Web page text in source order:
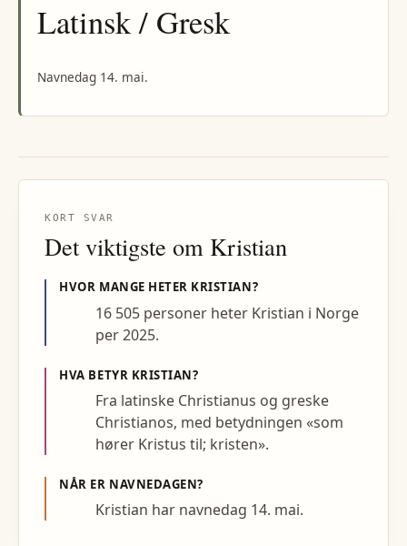
Latinsk / Gresk
Navnedag 14. mai.
KORT SVAR
Det viktigste om Kristian
HVOR MANGE HETER KRISTIAN?
16 505 personer heter Kristian i Norge
per 2025.
HVA BETYR KRISTIAN?
Fra latinske Christianus og greske
Christianos, med betydningen «som
hører Kristus til; kristen».
NÅR ER NAVNEDAGEN?
Kristian har navnedag 14. mai.